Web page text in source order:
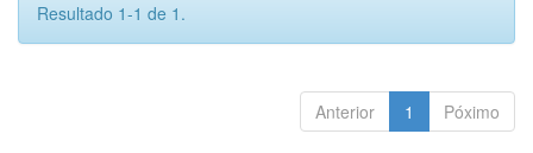
Resultado 1-1 de 1.
Anterior 1 Póximo